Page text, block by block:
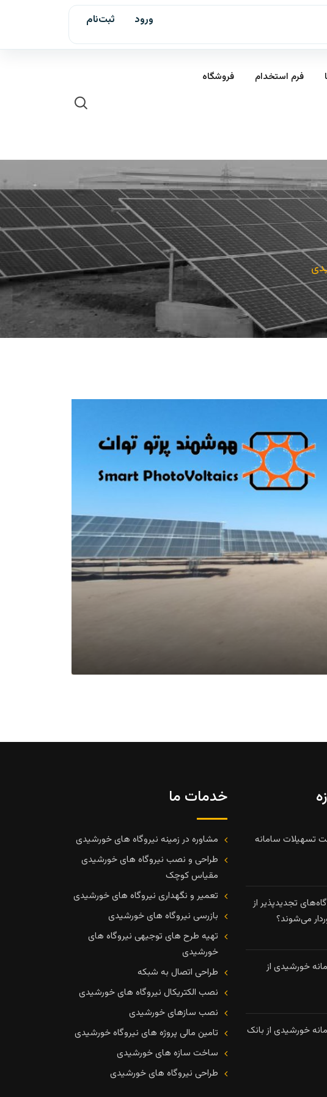
ورود ثبت‌نام
فرم استخدام فروشگاه
تسهیلات سامانه
تجدیدپذیر از
می‌شوند؟
خورشیدی از
خورشیدی از بانک
خدمات ما
مشاوره در زمینه نیروگاه های خورشیدی
طراحی و نصب نیروگاه های خورشیدی
مقیاس کوچک
تعمیر و نگهداری نیروگاه های خورشیدی
بازرسی نیروگاه های خورشیدی
تهیه طرح های توجیهی نیروگاه های
خورشیدی
طراحی اتصال به شبکه
نصب الکتریکال نیروگاه های خورشیدی
نصب سازهای خورشیدی
تامین مالی پروژه های نیروگاه خورشیدی
ساخت سازه های خورشیدی
طراحی نیروگاه های خورشیدی